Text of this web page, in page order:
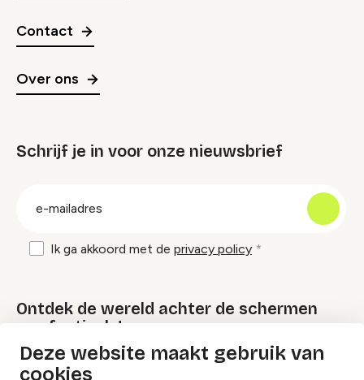
Deze website maakt gebruik van
cookies
Contact
Over ons
Schrijf je in voor onze nieuwsbrief
Ik ga akkoord met de privacy policy
Ontdek de wereld achter de schermen
van festivals!
Lees onze Festival Specials